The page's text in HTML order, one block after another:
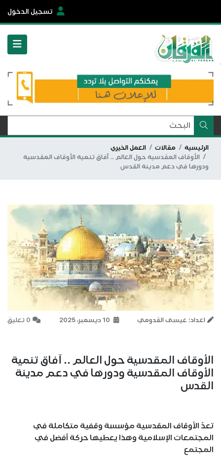
تسجيل الدخول
الرئيسية مقالات
العمل الخيري
الأوقاف المقدسية حول العالم .. آفاق تنمية الأوقاف المقدسية
ودورها في دعم مدينة القدس
اعداد: عيسى القدومي 0 تعليق
الأوقاف المقدسية حول العالم .. آفاق تنمية
الأوقاف المقدسية ودورها في دعم مدينة
القدس
تعدّ الأوقاف المقدسية مؤسسة وقفية متكاملة في
المجتمعات الإسلامية وهذا يعطيها حركة أفضل في
المجتمع